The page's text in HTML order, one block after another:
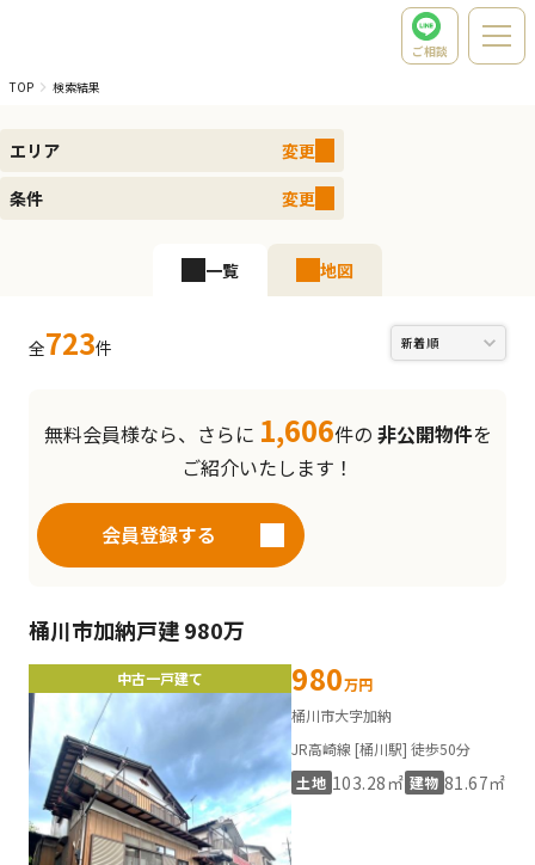
ご相談
TOP
検索結果
エリア
変更
条件
変更
一覧 地図
全723件
無料会員様なら、さらに 1,606件の 非公開物件を
ご紹介いたします！
会員登録する
桶川市加納戸建 980万
中古一戸建て 980万円
桶川市大字加納
JR高崎線 [桶川駅] 徒歩50分
土地 103.28㎡ 建物 81.67㎡